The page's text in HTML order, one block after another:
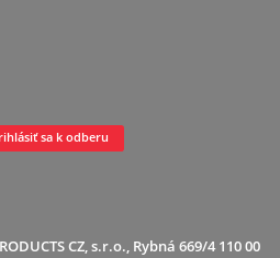
sa k odberu
CZ, s.r.o., Rybná 669/4 110 00